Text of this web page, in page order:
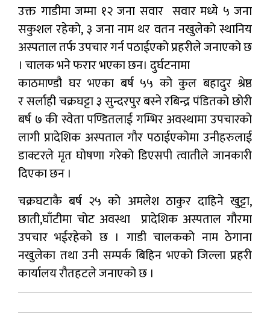
उक्त गाडीमा जम्मा १२ जना सवार सवार मध्ये ५ जना
सकुशल रहेको, ३ जना नाम थर वतन नखुलेको स्थानिय
अस्पताल तर्फ उपचार गर्न पठाईएको प्रहरीले जनाएको छ
। चालक भने फरार भएका छन। दुर्घटनामा
काठमाण्डौ घर भएका बर्ष ५५ को कुल बहादुर श्रेष्ठ
र सर्लाही चक्रघट्टा ३ सुन्दरपुर बस्ने रबिन्द्र पंडितको छोरी
बर्ष ७ की स्वेता पण्डितलाई गम्भिर अवस्थामा उपचारको
लागी प्रादेशिक अस्पताल गौर पठाईएकोमा उनीहरुलाई
डाक्टरले मृत घोषणा गरेको डिएसपी त्वातीले जानकारी
दिएका छन ।
चक्रघटाकै बर्ष २५ को अमलेश ठाकुर दाहिने खुट्टा,
छाती,घाँटीमा चोट अवस्था प्रादेशिक अस्पताल गौरमा
उपचार भईरहेको छ । गाडी चालकको नाम ठेगाना
नखुलेका तथा उनी सम्पर्क बिहिन भएको जिल्ला प्रहरी
कार्यालय रौतहटले जनाएको छ ।